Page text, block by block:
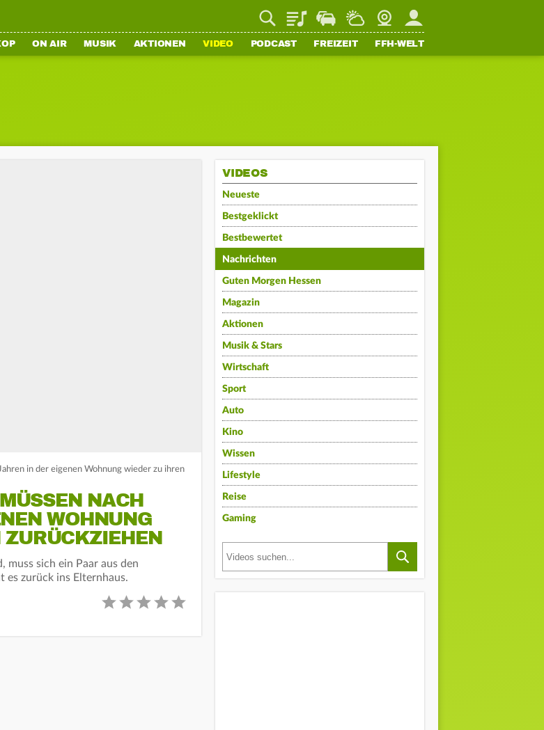
PlaylistStaupilotWetterWebcamMein FFH
ON AIR MUSIK AKTIONEN VIDEO PODCAST FREIZEIT FFH-WELT
in der eigenen Wohnung wieder zu ihren
NACH
WOHNUNG
sich ein Paar aus den
es zurück ins Elternhaus.
VIDEOS
Neueste
Bestgeklickt
Bestbewertet
Nachrichten
Guten Morgen Hessen
Magazin
Aktionen
Musik & Stars
Wirtschaft
Sport
Auto
Kino
Wissen
Lifestyle
Reise
Gaming